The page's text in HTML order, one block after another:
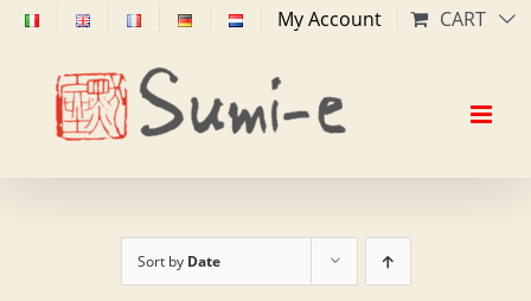
Skip
content
My Account CART
Sort by Date